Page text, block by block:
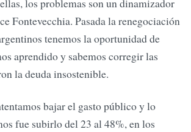
Fontevecchia. Pasada la renegociación
tenemos la oportunidad de
aprendido y sabemos corregir las
la deuda insostenible.
bajar el gasto público y lo
fue subirlo del 23 al 48%, en los